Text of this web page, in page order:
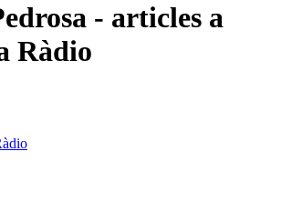
- articles a
Ràdio